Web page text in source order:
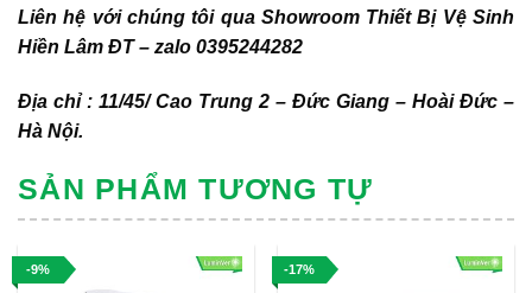
Liên hệ với chúng tôi qua Showroom Thiết Bị Vệ Sinh
Hiền Lâm ĐT – zalo 0395244282
Địa chỉ : 11/45/ Cao Trung 2 – Đức Giang – Hoài Đức –
Hà Nội.
SẢN PHẨM TƯƠNG TỰ
-9% -17%